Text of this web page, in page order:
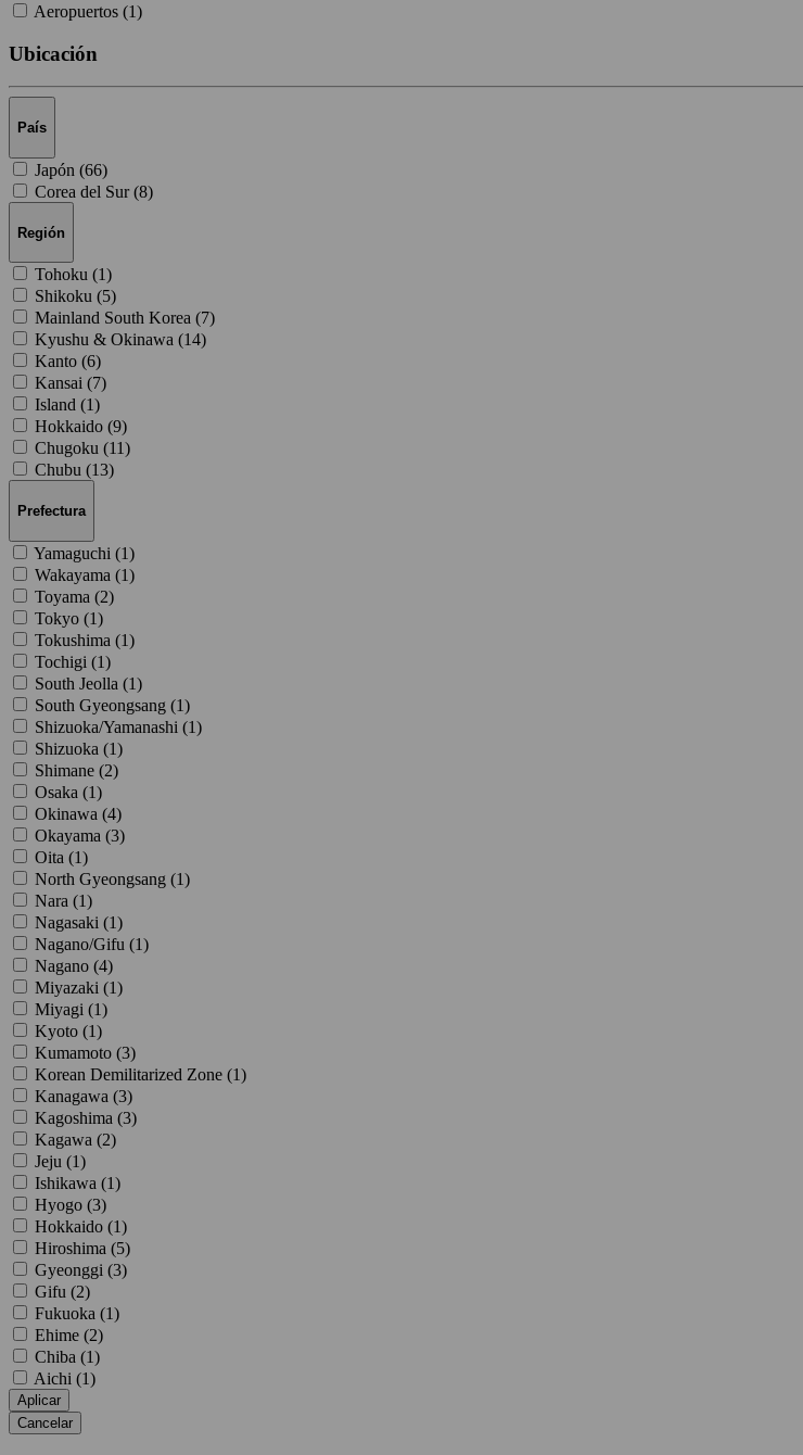
Aeropuertos (1)
Ubicación
País
Japón (66)
Corea del Sur (8)
Región
Tohoku (1)
Shikoku (5)
Mainland South Korea (7)
Kyushu & Okinawa (14)
Kanto (6)
Kansai (7)
Island (1)
Hokkaido (9)
Chugoku (11)
Chubu (13)
Prefectura
Yamaguchi (1)
Wakayama (1)
Toyama (2)
Tokyo (1)
Tokushima (1)
Tochigi (1)
South Jeolla (1)
South Gyeongsang (1)
Shizuoka/Yamanashi (1)
Shizuoka (1)
Shimane (2)
Osaka (1)
Okinawa (4)
Okayama (3)
Oita (1)
North Gyeongsang (1)
Nara (1)
Nagasaki (1)
Nagano/Gifu (1)
Nagano (4)
Miyazaki (1)
Miyagi (1)
Kyoto (1)
Kumamoto (3)
Korean Demilitarized Zone (1)
Kanagawa (3)
Kagoshima (3)
Kagawa (2)
Jeju (1)
Ishikawa (1)
Hyogo (3)
Hokkaido (1)
Hiroshima (5)
Gyeonggi (3)
Gifu (2)
Fukuoka (1)
Ehime (2)
Chiba (1)
Aichi (1)
Aplicar
Cancelar